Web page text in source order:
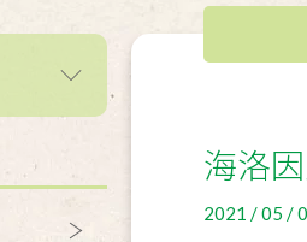
海洛
2021 / 05 /